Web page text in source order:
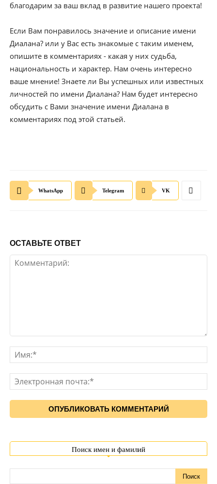
благодарим за ваш вклад в развитие нашего проекта!
Если Вам понравилось значение и описание имени
Диалана? или у Вас есть знакомые с таким именем,
опишите в комментариях - какая у них судьба,
национальность и характер. Нам очень интересно
ваше мнение! Знаете ли Вы успешных или известных
личностей по имени Диалана? Нам будет интересно
обсудить с Вами значение имени Диалана в
комментариях под этой статьей.
WhatsApp Telegram VK
ОСТАВЬТЕ ОТВЕТ
Поиск имен и фамилий